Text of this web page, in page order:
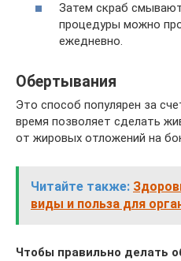
Затем скраб
процедуры можно
ежедневно.
Обертывания
Это способ популярен за
время позволяет сделать
от жировых отложений на
Читайте также:
виды и польза для
Чтобы правильно делать